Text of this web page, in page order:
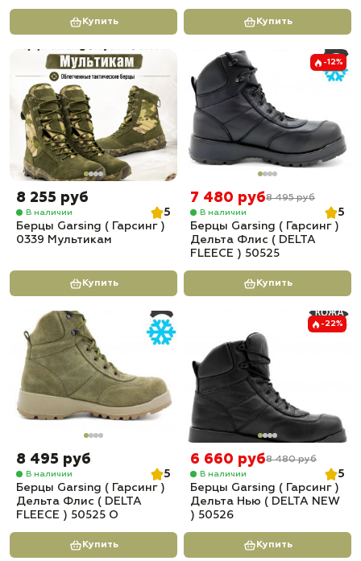
Купить Купить
8 255 руб
В наличии
5
Берцы Garsing ( Гарсинг )
0339 Мультикам
Купить
-12%
7 480 руб8 495 руб
В наличии
5
Берцы Garsing ( Гарсинг )
Дельта Флис ( DELTA
FLEECE ) 50525
Купить
8 495 руб
В наличии
5
Берцы Garsing ( Гарсинг )
Дельта Флис ( DELTA
FLEECE ) 50525 О
Купить
-22%
6 660 руб8 480 руб
В наличии
5
Берцы Garsing ( Гарсинг )
Дельта Нью ( DELTA NEW
) 50526
Купить